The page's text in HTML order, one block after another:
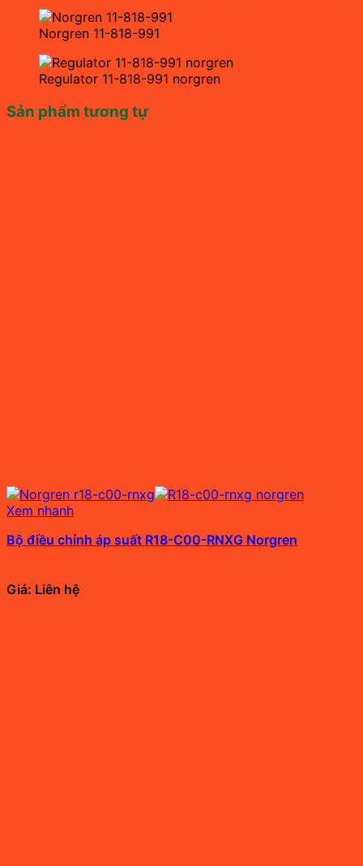
Norgren 11-818-991
Regulator 11-818-991 norgren
Sản phẩm tương tự
Xem nhanh
Bộ điều chỉnh áp suất R18-C00-RNXG Norgren
Giá: Liên hệ